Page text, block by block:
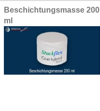
Beschichtungsmasse 200
ml